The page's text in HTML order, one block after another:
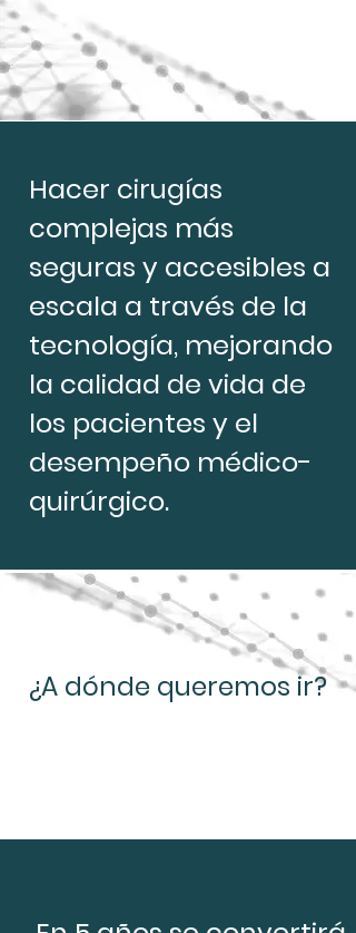
Hacer cirugías
complejas más
seguras y accesibles a
escala a través de la
tecnología, mejorando
la calidad de vida de
los pacientes y el
desempeño médico-
quirúrgico.
¿A dónde queremos ir?